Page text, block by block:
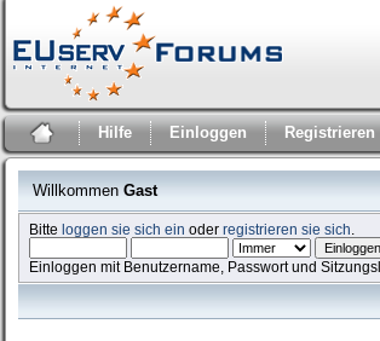
Hilfe Einloggen Registrieren
Willkommen Gast
Bitteloggen sie sich ein oderregistrieren sie sich
Einloggen mit Benutzername, Passwort und